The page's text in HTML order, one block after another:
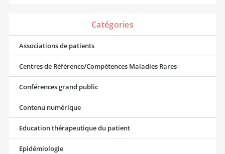
Catégories
Associations de patients
Centres de Référence/Compétences Maladies Rares
Conférences grand public
Contenu numérique
Education thérapeutique du patient
Epidémiologie